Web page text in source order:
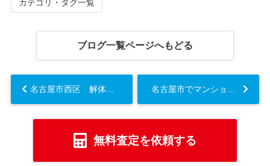
カテゴリ・タグ一覧
ブログ一覧ページへもどる
名古屋市西区 解体・残置物撤去事例【名古屋空き家・相続不動産売却センター】がご紹介...
無料査定を依頼する